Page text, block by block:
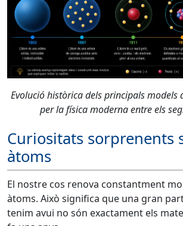
Evolució històrica dels principals models
per la física moderna entre els
Curiositats sorprenents
àtoms
El nostre cos renova constantment
àtoms. Això significa que una gran
tenim avui no són exactament els